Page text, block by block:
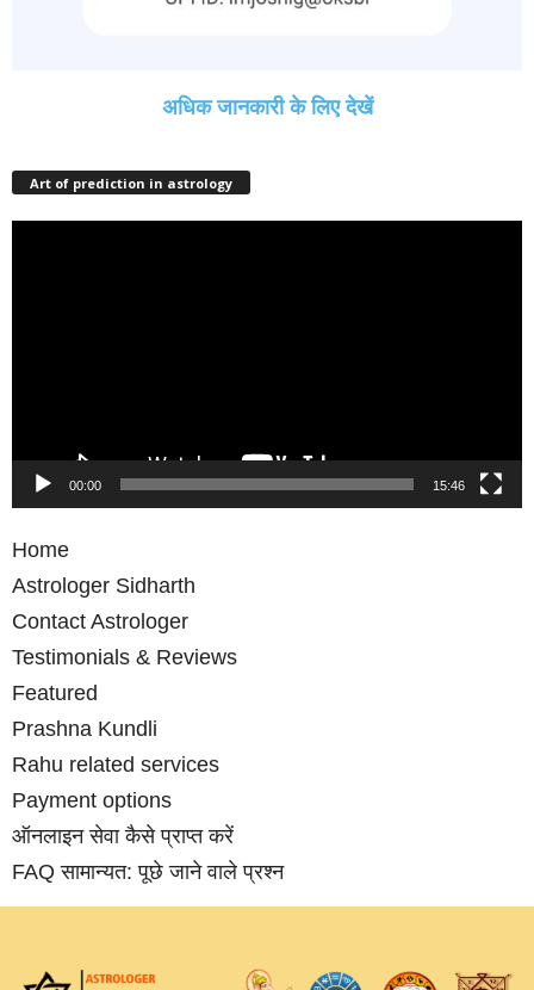
अधिक जानकारी के लिए देखें
Art of prediction in astrology
00:00 15:46
Home
Astrologer Sidharth
Contact Astrologer
Testimonials & Reviews
Featured
Prashna Kundli
Rahu related services
Payment options
ऑनलाइन सेवा कैसे प्राप्‍त करें
FAQ सामान्‍यत: पूछे जाने वाले प्रश्‍न